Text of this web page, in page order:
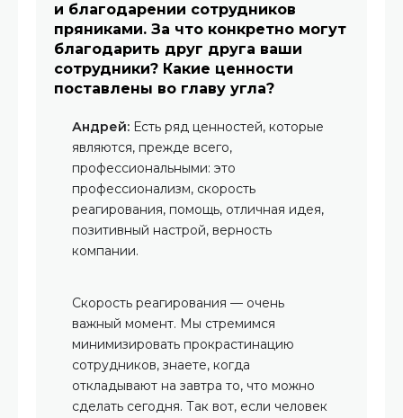
и благодарении сотрудников
пряниками. За что конкретно могут
благодарить друг друга ваши
сотрудники? Какие ценности
поставлены во главу угла?
Андрей: Есть ряд ценностей, которые
являются, прежде всего,
профессиональными: это
профессионализм, скорость
реагирования, помощь, отличная идея,
позитивный настрой, верность
компании.
Скорость реагирования — очень
важный момент. Мы стремимся
минимизировать прокрастинацию
сотрудников, знаете, когда
откладывают на завтра то, что можно
сделать сегодня. Так вот, если человек